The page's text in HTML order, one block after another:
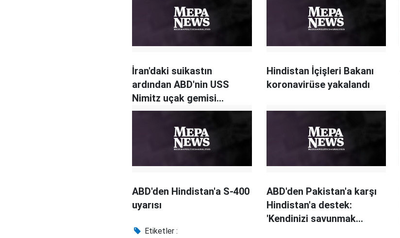
İran'daki suikastın
ardından ABD'nin USS
Nimitz uçak gemisi
Ortadoğu'ya dönüyor
Hindistan İçişleri Bakanı
koronavirüse yakalandı
ABD'den Hindistan'a S-400
uyarısı
ABD'den Pakistan'a karşı
Hindistan'a destek:
'Kendinizi savunmak
Etiketler :